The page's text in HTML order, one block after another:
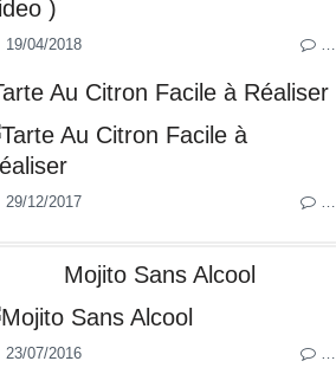
19/04/2018 …
Au Citron Facile à Réaliser
29/12/2017 …
Mojito Sans Alcool
23/07/2016 …